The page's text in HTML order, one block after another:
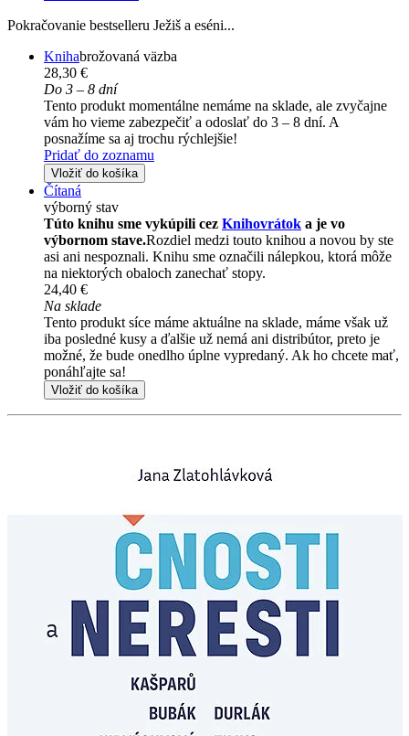
Pokračovanie bestselleru Ježiš a eséni...
Knihabrožovaná väzba
28,30 €
Do 3 – 8 dní
Tento produkt momentálne nemáme na sklade, ale zvyčajne
vám ho vieme zabezpečiť a odoslať do 3 – 8 dní. A
posnažíme sa aj trochu rýchlejšie!
Pridať do zoznamu
Vložiť do košíka
Čítaná
výborný stav
Túto knihu sme vykúpili cez Knihovrátok a je vo
výbornom stave.Rozdiel medzi touto knihou a novou by ste
asi ani nespoznali. Knihu sme označili nálepkou, ktorá môže
na niektorých obaloch zanechať stopy.
24,40 €
Na sklade
Tento produkt síce máme aktuálne na sklade, máme však už
iba posledné kusy a ďalšie už nemá ani distribútor, preto je
možné, že bude onedlho úplne vypredaný. Ak ho chcete mať,
ponáhľajte sa!
Vložiť do košíka